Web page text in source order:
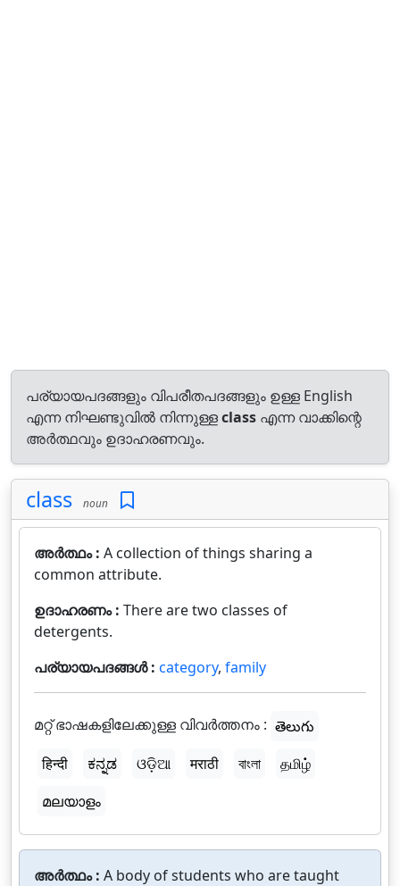
പര്യായപദങ്ങളും വിപരീതപദങ്ങളും ഉള്ള English
എന്ന നിഘണ്ടുവിൽ നിന്നുള്ളclass എന്ന വാക്കിന്റെ
അർത്ഥവും ഉദാഹരണവും.
class noun
അർത്ഥം : A collection of things sharing a
common attribute.
ഉദാഹരണം : There are two classes of
detergents.
പര്യായപദങ്ങൾ : category, family
മറ്റ് ഭാഷകളിലേക്കുള്ള വിവർത്തനം : తెలుగు
हिन्दी
ಕನ್ನಡ ଓଡ଼ିଆ मराठी বাংলা
தமிழ்
മലയാളം
അർത്ഥം : A body of students who are taught